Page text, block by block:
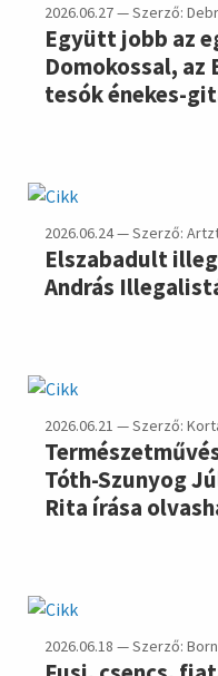
2026.06.27 — Szerző:
Együtt jobb az
Domokossal, az
tesók énekes-
2026.06.24 — Szerző:
Elszabadult
András
2026.06.21 — Szerző:
Tóth-Szunyog
Rita írása
2026.06.18 — Szerző: